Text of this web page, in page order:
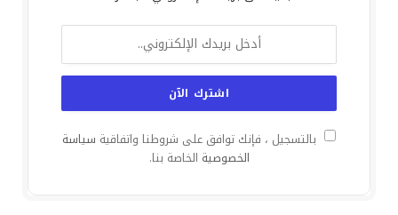
بالتسجيل ، فإنك توافق على شروطنا واتفاقية سياسة
الخصوصية الخاصة بنا.